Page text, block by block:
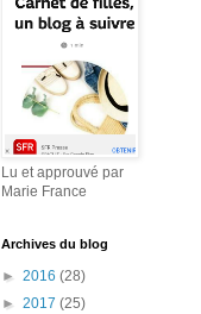
Lu et approuvé par
Marie France
Archives du blog
► 2016 (28)
► 2017 (25)